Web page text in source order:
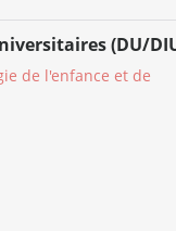
(DU/
de l'enfance et de